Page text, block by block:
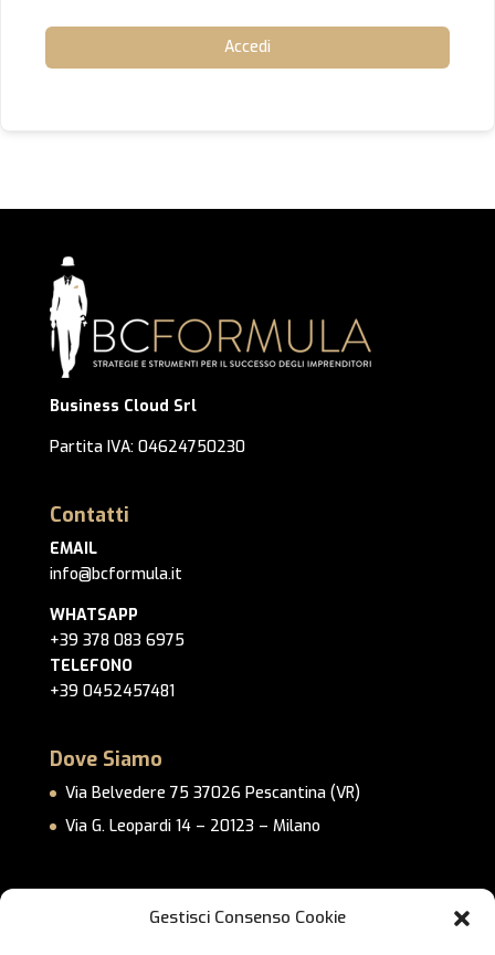
Gestisci Consenso Cookie
Accedi
Business Cloud Srl
Partita IVA: 04624750230
Contatti
EMAIL
info@bcformula.it
WHATSAPP
+39 378 083 6975
TELEFONO
+39 0452457481
Dove Siamo
Via Belvedere 75 37026 Pescantina (VR)
Via G. Leopardi 14 – 20123 – Milano